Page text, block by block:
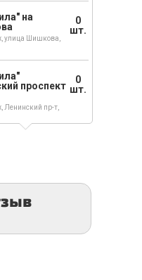
на
улица Шишкова,
0
шт.
проспект
Ленинский пр-т,
0
шт.